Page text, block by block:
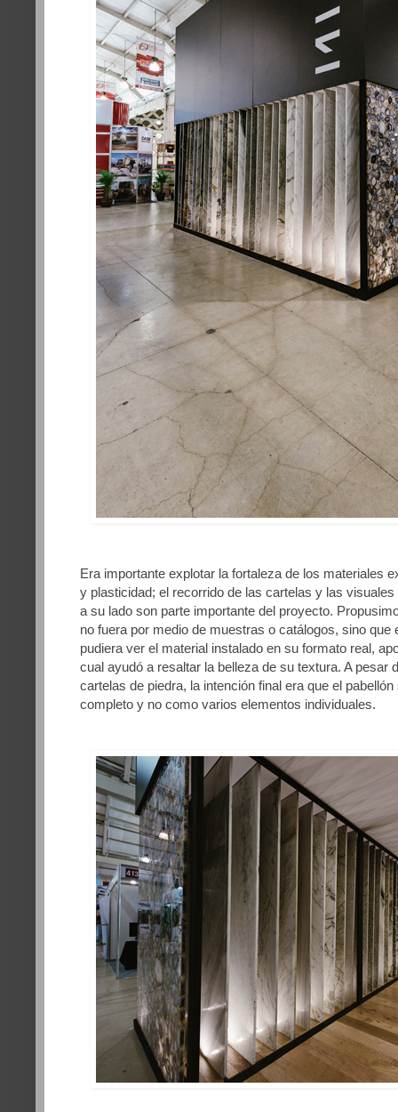
Era importante explotar la fortaleza de los materiales
y plasticidad; el recorrido de las cartelas y las
a su lado son parte importante del proyecto.
no fuera por medio de muestras o catálogos, sino que
pudiera ver el material instalado en su formato real,
cual ayudó a resaltar la belleza de su textura. A pesar
cartelas de piedra, la intención final era que el
completo y no como varios elementos individuales.